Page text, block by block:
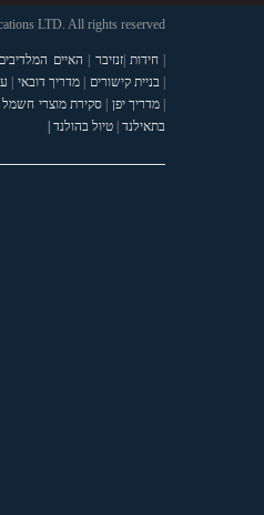
LTD. All rights reserved
| חידות |זנזיבר | האיים המלדיבים
| בניית קישורים |מדריך דובאי |
| מדריך יפן |סקירת מוצרי חשמל
בתאילנד| טיול בהולנד |